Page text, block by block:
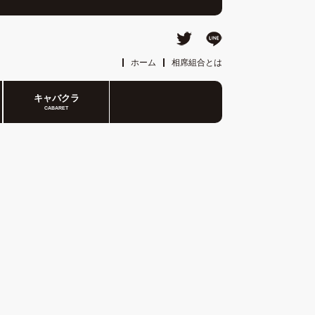
ホーム 相席組合とは
キャバクラ
CABARET